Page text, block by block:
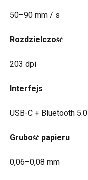
50–90 mm / s
Rozdzielczość
203 dpi
Interfejs
USB-C + Bluetooth 5.0
Grubość papieru
0,06–0,08 mm